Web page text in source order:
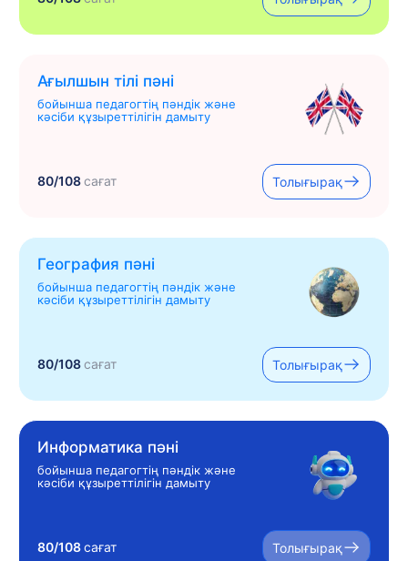
Ағылшын тілі пәні
бойынша педагогтің пәндік және
кәсіби құзыреттілігін дамыту
80/108сағат Толығырақ
География пәні
бойынша педагогтің пәндік және
кәсіби құзыреттілігін дамыту
80/108сағат Толығырақ
Информатика пәні
бойынша педагогтің пәндік және
кәсіби құзыреттілігін дамыту
80/108сағат Толығырақ